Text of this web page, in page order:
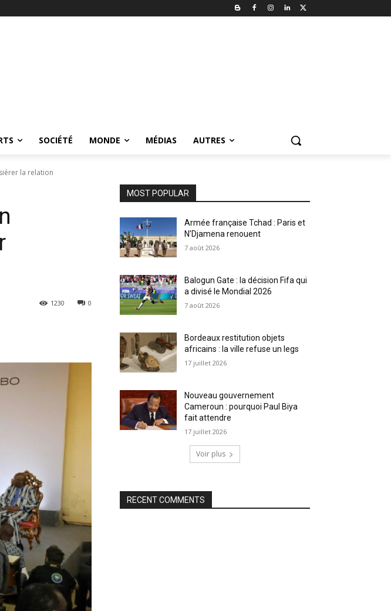
SOCIÉTÉ MONDE MÉDIAS AUTRES
la relation
0
1230
MOST POPULAR
Armée française Tchad : Paris et
N’Djamena renouent
7 août 2026
Balogun Gate : la décision Fifa qui
a divisé le Mondial 2026
7 août 2026
Bordeaux restitution objets
africains : la ville refuse un legs
17 juillet 2026
Nouveau gouvernement
Cameroun : pourquoi Paul Biya
fait attendre
17 juillet 2026
Voir plus
RECENT COMMENTS